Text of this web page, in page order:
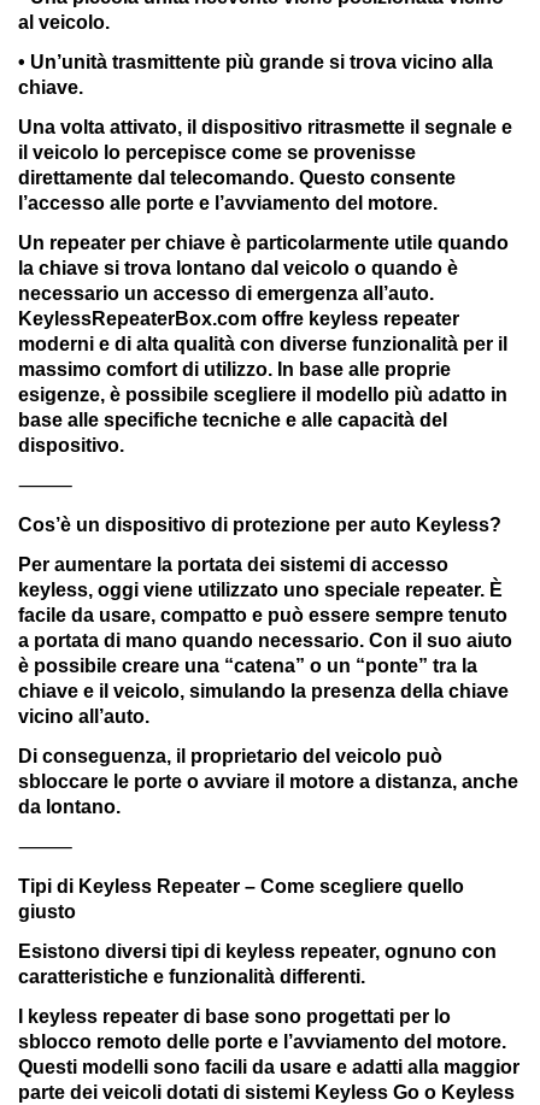
al veicolo.
• Un’unità trasmittente più grande si trova vicino alla
chiave.
Una volta attivato, il dispositivo ritrasmette il segnale e
il veicolo lo percepisce come se provenisse
direttamente dal telecomando. Questo consente
l’accesso alle porte e l’avviamento del motore.
Un repeater per chiave è particolarmente utile quando
la chiave si trova lontano dal veicolo o quando è
necessario un accesso di emergenza all’auto.
KeylessRepeaterBox.com offre keyless repeater
moderni e di alta qualità con diverse funzionalità per il
massimo comfort di utilizzo. In base alle proprie
esigenze, è possibile scegliere il modello più adatto in
base alle specifiche tecniche e alle capacità del
dispositivo.
⸻
Cos’è un dispositivo di protezione per auto Keyless?
Per aumentare la portata dei sistemi di accesso
keyless, oggi viene utilizzato uno speciale repeater. È
facile da usare, compatto e può essere sempre tenuto
a portata di mano quando necessario. Con il suo aiuto
è possibile creare una “catena” o un “ponte” tra la
chiave e il veicolo, simulando la presenza della chiave
vicino all’auto.
Di conseguenza, il proprietario del veicolo può
sbloccare le porte o avviare il motore a distanza, anche
da lontano.
⸻
Tipi di Keyless Repeater – Come scegliere quello
giusto
Esistono diversi tipi di keyless repeater, ognuno con
caratteristiche e funzionalità differenti.
I keyless repeater di base sono progettati per lo
sblocco remoto delle porte e l’avviamento del motore.
Questi modelli sono facili da usare e adatti alla maggior
parte dei veicoli dotati di sistemi Keyless Go o Keyless